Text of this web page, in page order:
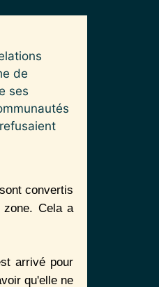
de
ses
convertis
Cela a
arrivé pour
qu'elle ne